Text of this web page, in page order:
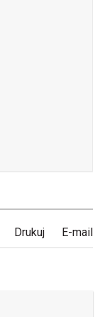
Drukuj E-mail